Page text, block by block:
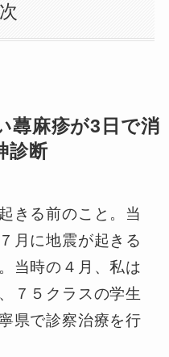
蕁麻疹が3日で消
診断
きる前のこと。当
月に地震が起きる
当時の４月、私は
７５クラスの学生
県で診察治療を行